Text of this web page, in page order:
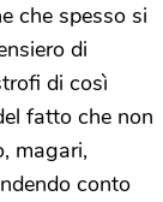
che spesso si
di
di così
fatto che non
magari,
conto